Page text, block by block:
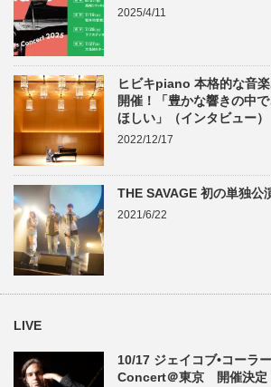
2025/4/11
ヒビキpiano 本格的な音
開催！「豊かな響きの中
ほしい」（インタビュー）
2022/12/17
THE SAVAGE 初の単独公
2021/6/22
LIVE
10/17 ジェイコブ•コーラ
Concert＠東京 開催決定